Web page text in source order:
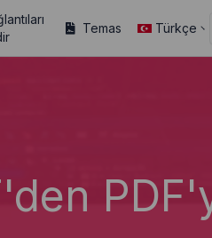
Temas Türkçe